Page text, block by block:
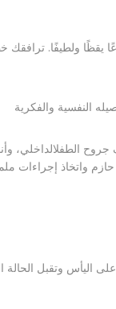
يقظًا ولطيفًا.
النفسية والفكرية
الطفلالداخلي،
حازم واتخاذ إجراءات
اليأس وتقبل الحالة